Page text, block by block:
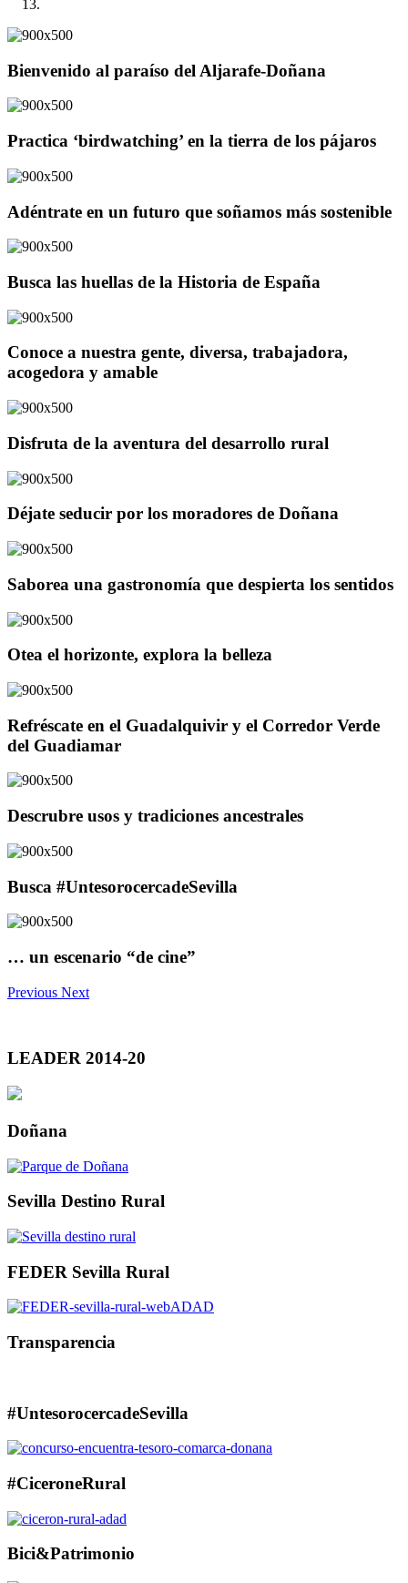
Bienvenido al paraíso del Aljarafe-Doñana
Practica ‘birdwatching’ en la tierra de los pájaros
Adéntrate en un futuro que soñamos más sostenible
Busca las huellas de la Historia de España
Conoce a nuestra gente, diversa, trabajadora,
acogedora y amable
Disfruta de la aventura del desarrollo rural
Déjate seducir por los moradores de Doñana
Saborea una gastronomía que despierta los sentidos
Otea el horizonte, explora la belleza
Refréscate en el Guadalquivir y el Corredor Verde
del Guadiamar
Descrubre usos y tradiciones ancestrales
Busca #UntesorocercadeSevilla
… un escenario “de cine”
Previous Next
LEADER 2014-20
Doñana
Sevilla Destino Rural
FEDER Sevilla Rural
Transparencia
#UntesorocercadeSevilla
#CiceroneRural
Bici&Patrimonio